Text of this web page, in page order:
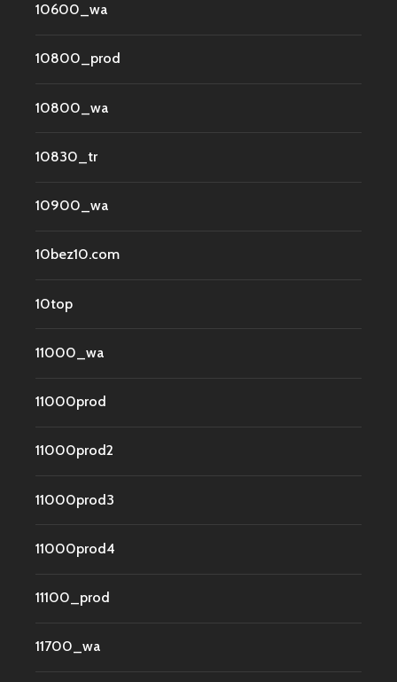
10600_wa
10800_prod
10800_wa
10830_tr
10900_wa
10bez10.com
10top
11000_wa
11000prod
11000prod2
11000prod3
11000prod4
11100_prod
11700_wa